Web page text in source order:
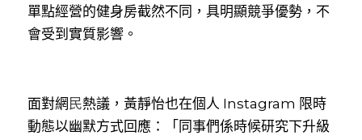
單點經營的健身房截然不同，具明顯競爭優勢，不
會受到實質影響。
面對網民熱議，黃靜怡也在個人 Instagram 限時
動態以幽默方式回應：「同事們係時候研究下升級